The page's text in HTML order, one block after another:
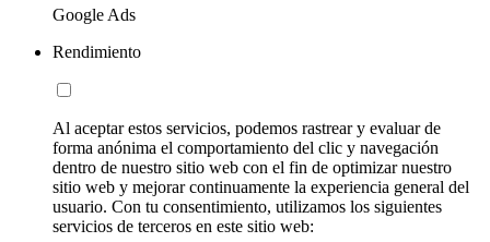
Google Ads
Rendimiento
Al aceptar estos servicios, podemos rastrear y evaluar de
forma anónima el comportamiento del clic y navegación
dentro de nuestro sitio web con el fin de optimizar nuestro
sitio web y mejorar continuamente la experiencia general del
usuario. Con tu consentimiento, utilizamos los siguientes
servicios de terceros en este sitio web: